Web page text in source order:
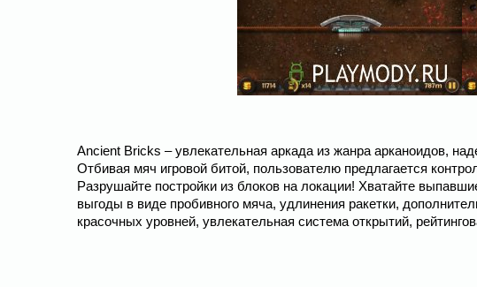
Ancient Bricks – увлекательная аркада из жанра арканоидов,
Отбивая мяч игровой битой, пользователю предлагается
Разрушайте постройки из блоков на локации! Хватайте
выгоды в виде пробивного мяча, удлинения ракетки,
красочных уровней, увлекательная система открытий,